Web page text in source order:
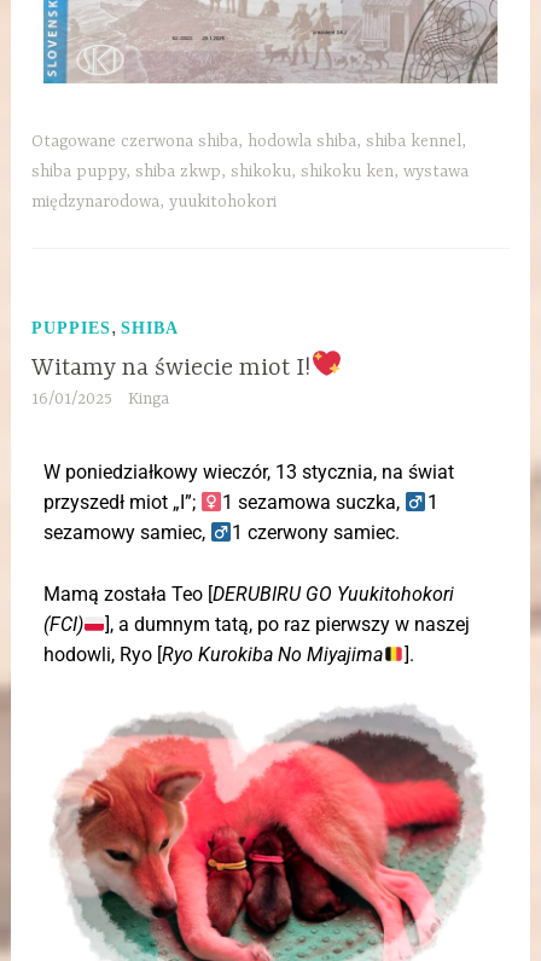
Otagowane czerwona shiba, hodowla shiba,shiba kennel,
shiba puppy,shiba zkwp,shikoku,shikoku ken,wystawa
międzynarodowa,yuukitohokori
PUPPIES,SHIBA
Witamy na świecie miot I!
16/01/2025 Kinga
W poniedziałkowy wieczór, 13 stycznia, na świat
przyszedł miot „I”;
1 sezamowa suczka,
1
sezamowy samiec,
1 czerwony samiec.
Mamą została Teo [DERUBIRU GO Yuukitohokori
(FCI)
], a dumnym tatą, po raz pierwszy w naszej
hodowli, Ryo [Ryo Kurokiba No Miyajima ].